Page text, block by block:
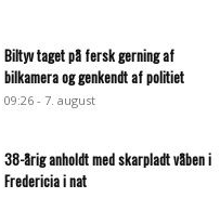
Biltyv taget på fersk gerning af
bilkamera og genkendt af politiet
09:26 - 7. august
38-årig anholdt med skarpladt våben i
Fredericia i nat